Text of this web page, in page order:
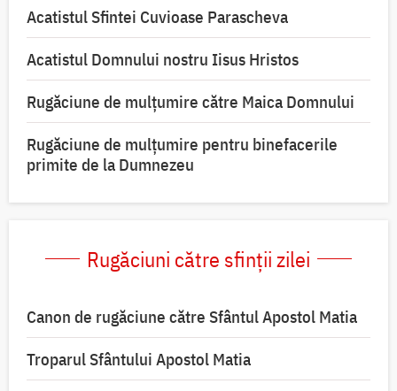
Acatistul Sfintei Cuvioase Parascheva
Acatistul Domnului nostru Iisus Hristos
Rugăciune de mulţumire către Maica Domnului
Rugăciune de mulțumire pentru binefacerile
primite de la Dumnezeu
Rugăciuni către sfinții zilei
Canon de rugăciune către Sfântul Apostol Matia
Troparul Sfântului Apostol Matia